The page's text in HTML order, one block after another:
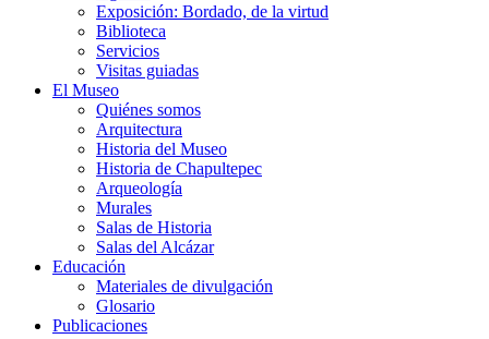
Exposición: Bordado, de la virtud
Biblioteca
Servicios
Visitas guiadas
El Museo
Quiénes somos
Arquitectura
Historia del Museo
Historia de Chapultepec
Arqueología
Murales
Salas de Historia
Salas del Alcázar
Educación
Materiales de divulgación
Glosario
Publicaciones